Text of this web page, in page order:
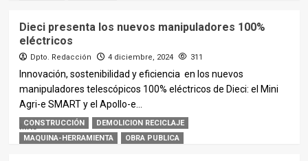
Dieci presenta los nuevos manipuladores 100%
eléctricos
Dpto. Redacción 4 diciembre, 2024 311
Innovación, sostenibilidad y eficiencia en los nuevos
manipuladores telescópicos 100% eléctricos de Dieci: el Mini
Agri-e SMART y el Apollo-e...
MÁS
CONSTRUCCIÓN
DEMOLICION RECICLAJE
MAQUINA-HERRAMIENTA
OBRA PUBLICA